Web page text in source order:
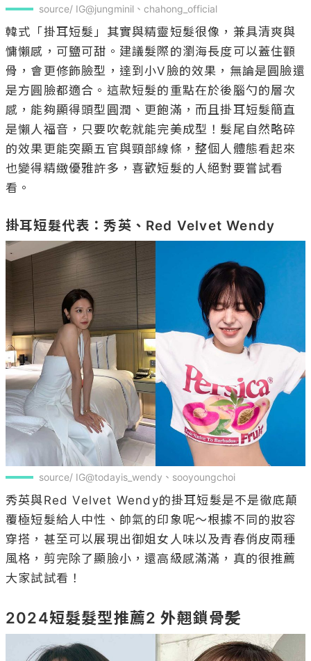
source/ IG@jungminil、chahong_official
韓式「掛耳短髮」其實與精靈短髮很像，兼具清爽與
慵懶感，可鹽可甜。建議髮際的瀏海長度可以蓋住顴
骨，會更修飾臉型，達到小V臉的效果，無論是圓臉還
是方圓臉都適合。這款短髮的重點在於後腦勺的層次
感，能夠顯得頭型圓潤、更飽滿，而且掛耳短髮簡直
是懶人福音，只要吹乾就能完美成型！髮尾自然略碎
的效果更能突顯五官與頸部線條，整個人體態看起來
也變得精緻優雅許多，喜歡短髮的人絕對要嘗試看
看。
掛耳短髮代表：秀英、Red Velvet Wendy
source/ IG@todayis_wendy、sooyoungchoi
秀英與Red Velvet Wendy的掛耳短髮是不是徹底顛
覆極短髮給人中性、帥氣的印象呢～根據不同的妝容
穿搭，甚至可以展現出御姐女人味以及青春俏皮兩種
風格，剪完除了顯臉小，還高級感滿滿，真的很推薦
大家試試看！
2024短髮髮型推薦2 外翹鎖骨髪